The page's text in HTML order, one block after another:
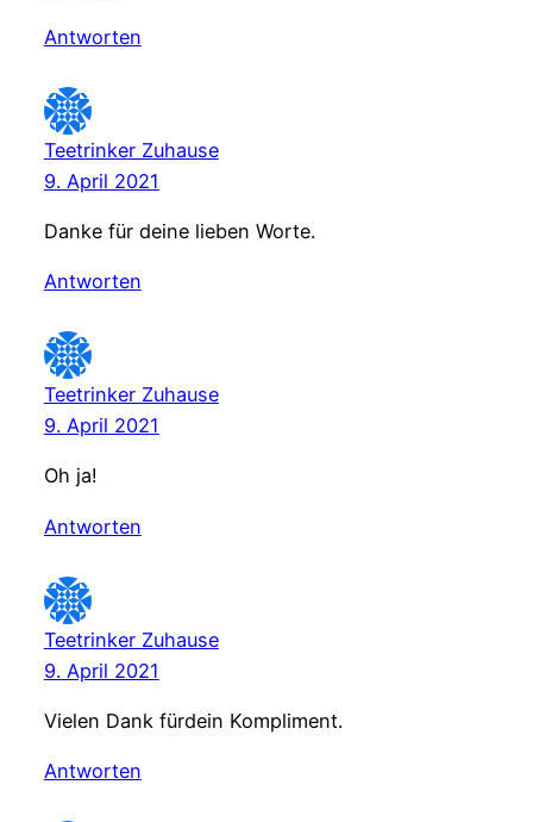
Antworten
Teetrinker Zuhause
9. April 2021
Danke für deine lieben Worte.
Antworten
Teetrinker Zuhause
9. April 2021
Oh ja!
Antworten
Teetrinker Zuhause
9. April 2021
Vielen Dank fürdein Kompliment.
Antworten